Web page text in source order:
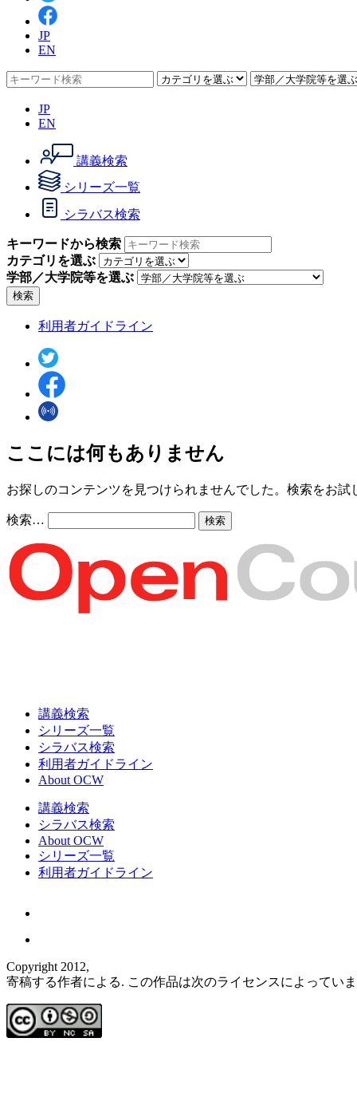
JP
EN
JP
EN
講義検索
シリーズ一覧
シラバス検索
キーワードから検索
カテゴリを選ぶ
学部／大学院等を選ぶ
検索
利用者ガイドライン
ここには何もありません
お探しのコンテンツを見つけられませんでした。検索をお試
検索…
講義検索
シリーズ一覧
シラバス検索
利用者ガイドライン
About OCW
講義検索
シラバス検索
About OCW
シリーズ一覧
利用者ガイドライン
Copyright 2012,
寄稿する作者による. この作品は次のライセンスによってい